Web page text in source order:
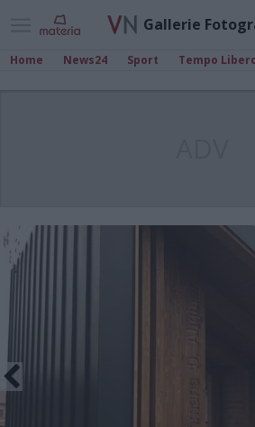
Gallerie
Home News24 Sport Tempo